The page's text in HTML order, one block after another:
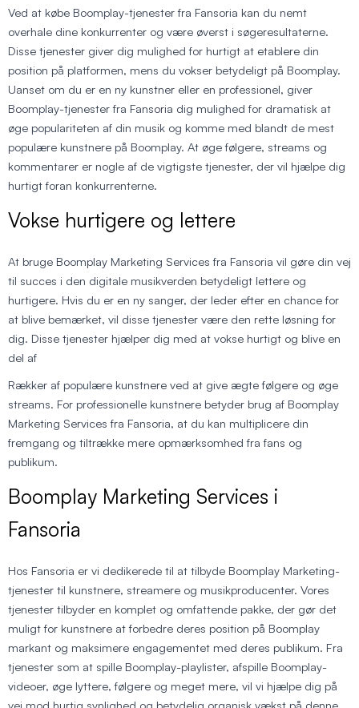
Ved at købe Boomplay-tjenester fra Fansoria kan du nemt
overhale dine konkurrenter og være øverst i søgeresultaterne.
Disse tjenester giver dig mulighed for hurtigt at etablere din
position på platformen, mens du vokser betydeligt på Boomplay.
Uanset om du er en ny kunstner eller en professionel, giver
Boomplay-tjenester fra Fansoria dig mulighed for dramatisk at
øge populariteten af din musik og komme med blandt de mest
populære kunstnere på Boomplay. At øge følgere, streams og
kommentarer er nogle af de vigtigste tjenester, der vil hjælpe dig
hurtigt foran konkurrenterne.
Vokse hurtigere og lettere
At bruge Boomplay Marketing Services fra Fansoria vil gøre din vej
til succes i den digitale musikverden betydeligt lettere og
hurtigere. Hvis du er en ny sanger, der leder efter en chance for
at blive bemærket, vil disse tjenester være den rette løsning for
dig. Disse tjenester hjælper dig med at vokse hurtigt og blive en
del af
Rækker af populære kunstnere ved at give ægte følgere og øge
streams. For professionelle kunstnere betyder brug af Boomplay
Marketing Services fra Fansoria, at du kan multiplicere din
fremgang og tiltrække mere opmærksomhed fra fans og
publikum.
Boomplay Marketing Services i
Fansoria
Hos Fansoria er vi dedikerede til at tilbyde Boomplay Marketing-
tjenester til kunstnere, streamere og musikproducenter. Vores
tjenester tilbyder en komplet og omfattende pakke, der gør det
muligt for kunstnere at forbedre deres position på Boomplay
markant og maksimere engagementet med deres publikum. Fra
tjenester som at spille Boomplay-playlister, afspille Boomplay-
videoer, øge lyttere, følgere og meget mere, vil vi hjælpe dig på
vej mod hurtig synlighed og betydelig organisk vækst på denne